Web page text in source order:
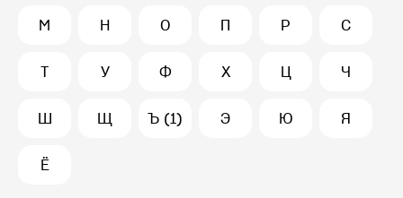
М Н О П Р С
Т У Ф Х Ц Ч
Ш Щ Ъ (1) Э Ю Я
Ё